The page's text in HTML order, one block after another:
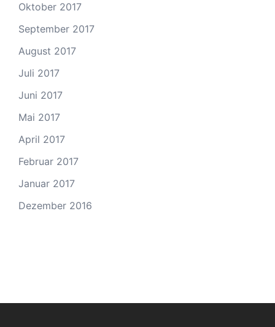
Oktober 2017
September 2017
August 2017
Juli 2017
Juni 2017
Mai 2017
April 2017
Februar 2017
Januar 2017
Dezember 2016